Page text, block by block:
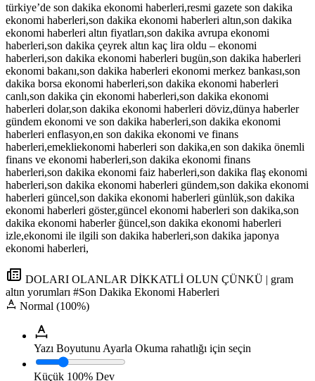
türkiye’de son dakika ekonomi haberleri,resmi gazete son dakika
ekonomi haberleri,son dakika ekonomi haberleri altın,son dakika
ekonomi haberleri altın fiyatları,son dakika avrupa ekonomi
haberleri,son dakika çeyrek altın kaç lira oldu – ekonomi
haberleri,son dakika ekonomi haberleri bugün,son dakika haberleri
ekonomi bakanı,son dakika haberleri ekonomi merkez bankası,son
dakika borsa ekonomi haberleri,son dakika ekonomi haberleri
canlı,son dakika çin ekonomi haberleri,son dakika ekonomi
haberleri dolar,son dakika ekonomi haberleri döviz,dünya haberler
gündem ekonomi ve son dakika haberleri,son dakika ekonomi
haberleri enflasyon,en son dakika ekonomi ve finans
haberleri,emekliekonomi haberleri son dakika,en son dakika önemli
finans ve ekonomi haberleri,son dakika ekonomi finans
haberleri,son dakika ekonomi faiz haberleri,son dakika flaş ekonomi
haberleri,son dakika ekonomi haberleri gündem,son dakika ekonomi
haberleri güncel,son dakika ekonomi haberleri günlük,son dakika
ekonomi haberleri göster,güncel ekonomi haberleri son dakika,son
dakika ekonomi haberler ğüncel,son dakika ekonomi haberleri
izle,ekonomi ile ilgili son dakika haberleri,son dakika japonya
ekonomi haberleri,
DOLARI OLANLAR DİKKATLİ OLUN ÇÜNKÜ | gram
altın yorumları #Son Dakika Ekonomi Haberleri
Normal (100%)
Yazı Boyutunu Ayarla Okuma rahatlığı için seçin
Küçük 100% Dev